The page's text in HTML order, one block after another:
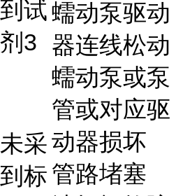
蠕动泵驱动
器连线松动
蠕动泵或泵
管或对应驱
动器损坏
管路堵塞
到试
剂3
未采
到标